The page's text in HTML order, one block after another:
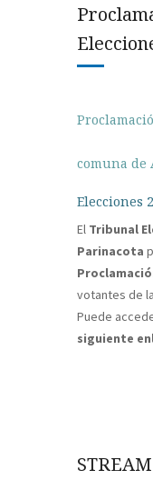
comuna de
Elecciones
El Tribunal
Parinacota
votantes de
Puede
siguiente